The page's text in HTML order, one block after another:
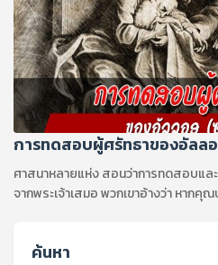
การทดสอบผู้ศรัทธาของอัลล
ศาสนาหลายแห่ง สอนว่าการทดสอบแล
จากพระเจ้าเสมอ พวกเขาอ้างว่า หากคุ
ค้นหา